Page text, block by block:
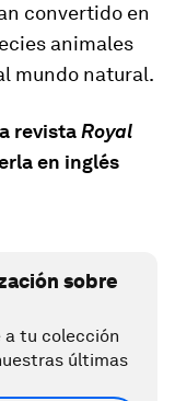
convertido en
animales
mundo natural.
revistaRoyal
en inglés
sobre
a tu colección
últimas